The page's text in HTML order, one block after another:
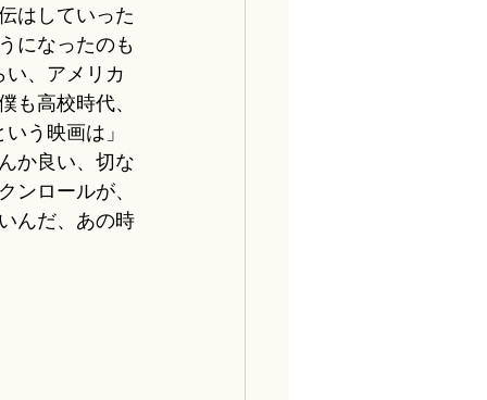
はしていった
になったのも
、アメリカ
も高校時代、
う映画は」
か良い、切な
ンロールが、
んだ、あの時